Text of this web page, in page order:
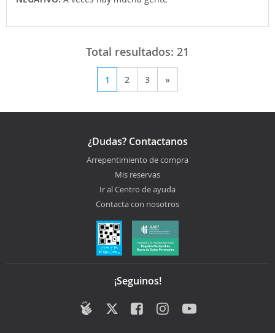
Total resultados: 21
1 2 3 »
¿Dudas? Contactanos
Arrepentimiento de compra
Mis reservas
Ir al Centro de ayuda
Contacta con nosotros
¡Seguinos!